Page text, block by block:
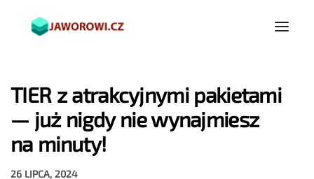
TIER z atrakcyjnymi pakietami
— już nigdy nie wynajmiesz
na minuty!
26 LIPCA, 2024